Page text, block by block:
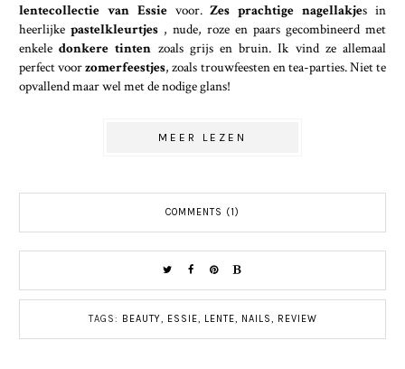
lentecollectie van Essievoor.Zes prachtige nagellakjes in
heerlijke pastelkleurtjes , nude, roze en paars gecombineerd met
enkeledonkere tinten zoals grijs en bruin. Ik vind ze allemaal
perfect voorzomerfeestjes, zoals trouwfeesten en tea-parties. Niet te
opvallend maar wel met de nodige glans!
MEER LEZEN
COMMENTS (1)
TAGS: BEAUTY, ESSIE, LENTE, NAILS, REVIEW